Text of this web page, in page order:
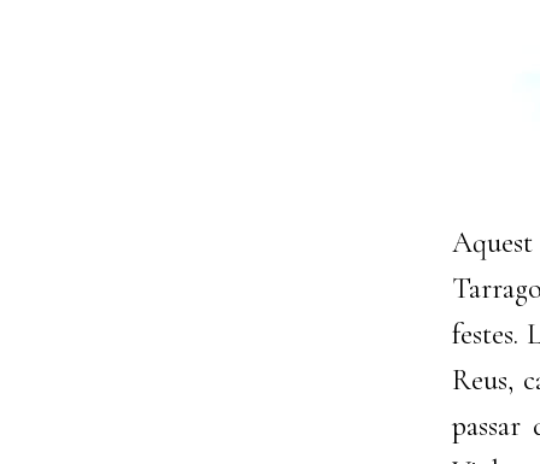
festes.
Reus,